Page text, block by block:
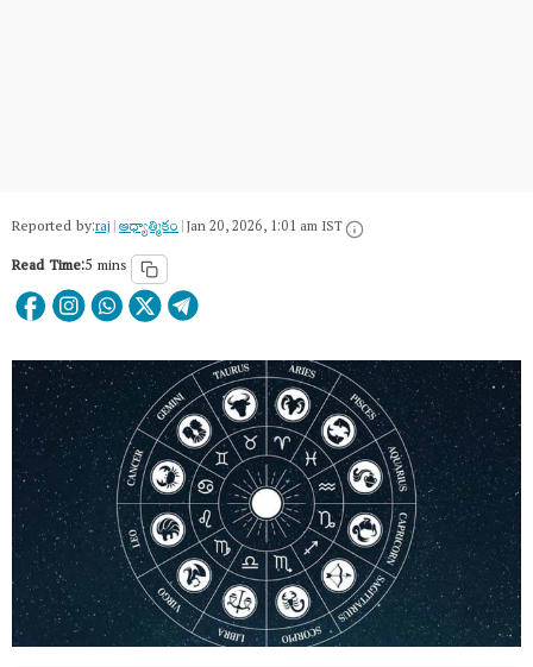
Reported by:raj|ఆధ్యాత్మికం|Jan 20, 2026, 1:01 am IST
Read Time:5 mins